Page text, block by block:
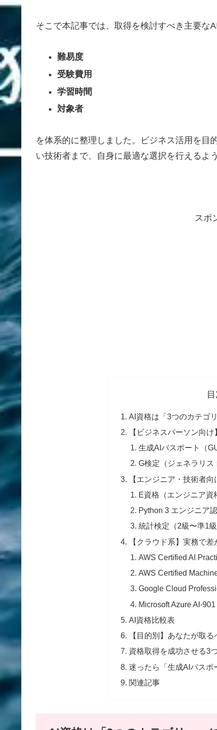
そこで本記事では、取得を検討すべき主要な
難易度
受験費用
学習時間
対象者
を体系的に整理しました。ビジネス活用を目
い技術者まで、自身に最適な選択を行えるよ
スポ
AI資格は「3つのカテゴ
【ビジネスパーソン向
生成AIパスポート（
G検定（ジェネラリ
【エンジニア・技術者
E資格（エンジニア資
Python 3 エンジニア
統計検定（2級〜準1
【クラウド系】実務で
AWS Certified AI
AWS Certified
Google Cloud
Microsoft Azure AI-
AI資格比較表
【目的別】あなたが取
資格取得を成功させる3
迷ったら「生成AIパスポ
関連記事